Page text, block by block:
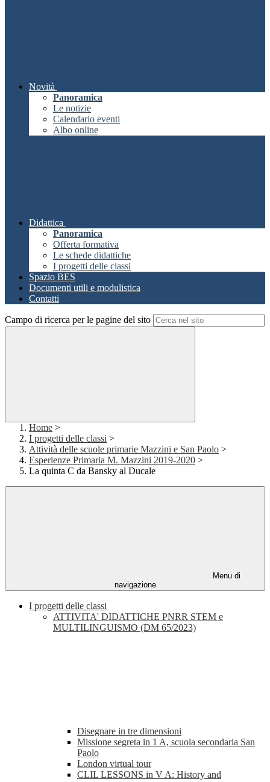
Novità
Panoramica
Le notizie
Calendario eventi
Albo online
Didattica
Panoramica
Offerta formativa
Le schede didattiche
I progetti delle classi
Spazio BES
Documenti utili e modulistica
Contatti
Campo di ricerca per le pagine del sito
Home >
I progetti delle classi >
Attività delle scuole primarie Mazzini e San Paolo >
Esperienze Primaria M. Mazzini 2019-2020 >
La quinta C da Bansky al Ducale
Menu di
navigazione
I progetti delle classi
ATTIVITA' DIDATTICHE PNRR STEM e
MULTILINGUISMO (DM 65/2023)
Disegnare in tre dimensioni
Missione segreta in 1 A, scuola secondaria San
Paolo
London virtual tour
CLIL LESSONS in V A: History and